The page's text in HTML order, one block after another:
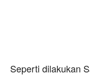
Seperti dilakukan